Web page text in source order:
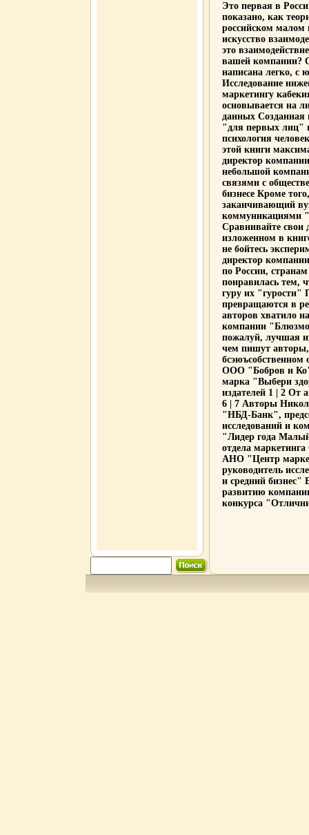
Это первая в
показано, как
российском малом
искусство
это
вашей компании?
написана легко,
Исследование
маркетингу
основывается на
данных Созданная
"для первых лиц" в
психология
этой книги
директор
небольшой
связями с
бизнесе Кроме
заканчивающий
коммуникациями
Сравнивайте свои
изложенном в
не бойтесь
директор
по России,
понравилась тем,
гуру их "гурости"
превращаются в
авторов хватило
компании
пожалуй, лучшая
чем пишут авторы,
бсэюъсобственном
ООО "Бобров и Ко"
марка "Выбери
издателей 1 | 2 От
6 | 7 Авторы
"НБД-Банк",
исследований и
"Лидер года
отдела
АНО "Центр
руководитель
и средний бизнес"
развитию
конкурса